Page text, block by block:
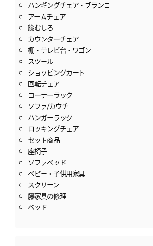
ハンギングチェア・ブランコ
アームチェア
籐むしろ
カウンターチェア
棚・テレビ台・ワゴン
スツール
ショッピングカート
回転チェア
コーナーラック
ソファ/カウチ
ハンガーラック
ロッキングチェア
セット商品
座椅子
ソファベッド
ベビー・子供用家具
スクリーン
籐家具の修理
ベッド